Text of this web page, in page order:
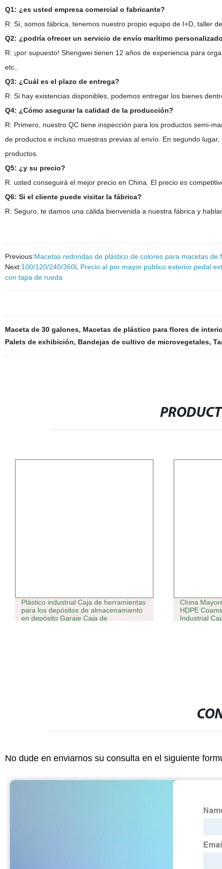
Q1: ¿es usted empresa comercial o fabricante?
R: Sí, somos fábrica, tenemos nuestro propio equipo de I+D, taller
Q2: ¿podría ofrecer un servicio de envío marítimo
R: ¡por supuesto! Shengwei tienen 12 años de experiencia para
etc..
Q3: ¿Cuál es el plazo de entrega?
R: Si hay existencias disponibles, podemos entregar los bienes
Q4: ¿Cómo asegurar la calidad de la producción?
R: Primero, nuestro QC tiene inspección para los productos semi-
de productos e incluso muestras previas al envío. En segundo
productos.
Q5: ¿y su precio?
R. usted conseguirá el mejor precio en China. El precio es
Q6: Si el cliente puede visitar la fábrica?
R: Seguro, te damos una cálida bienvenida a nuestra fábrica y
Previous:Macetas redondas de plástico de colores para macetas
Next:100/120/240/360L Precio al por mayor público exterior pedal
con tapa de rueda
Maceta de 30 galones, Macetas de plástico para flores de
Palets de exhibición, Bandejas de cultivo de microvegetales,
Plástico industrial Caja de herramientas
para los depósitos de almacenamiento
en depósito Garaje Caja de
China
HDPE
Industrial
No dude en enviarnos su consulta en el siguiente